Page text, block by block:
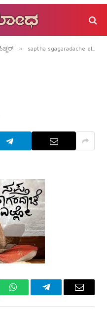
» saptha sgagaradache ello review: ಮುಗಿದ ಮೇಲೂ ಮನಸಿಗಂಟುತ್ತೆ ಗಾಢ ಪ್ರೇಮದ ಪರಾಗ!
WhatsAppTelegramEmail